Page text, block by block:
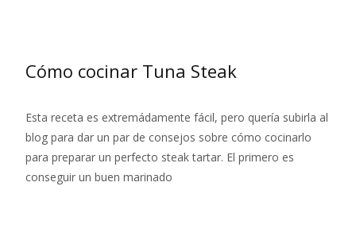
Cómo cocinar Tuna Steak
Esta receta es extremádamente fácil, pero quería subirla al
blog para dar un par de consejos sobre cómo cocinarlo
para preparar un perfecto steak tartar. El primero es
conseguir un buen marinado